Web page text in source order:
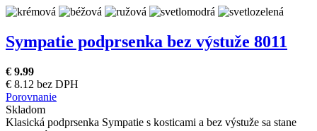
Sympatie podprsenka bez výstuže 8011
€ 9.99
€ 8.12 bez DPH
Porovnanie
Skladom
Klasická podprsenka Sympatie s kosticami a bez výstuže sa stane